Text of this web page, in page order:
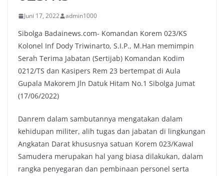
Juni 17, 2022 admin1000
Sibolga Badainews.com- Komandan Korem 023/KS
Kolonel Inf Dody Triwinarto, S.I.P., M.Han memimpin
Serah Terima Jabatan (Sertijab) Komandan Kodim
0212/TS dan Kasipers Rem 23 bertempat di Aula
Gupala Makorem Jln Datuk Hitam No.1 Sibolga Jumat
(17/06/2022)
Danrem dalam sambutannya mengatakan dalam
kehidupan militer, alih tugas dan jabatan di lingkungan
Angkatan Darat khususnya satuan Korem 023/Kawal
Samudera merupakan hal yang biasa dilakukan, dalam
rangka penyegaran dan pembinaan personel serta